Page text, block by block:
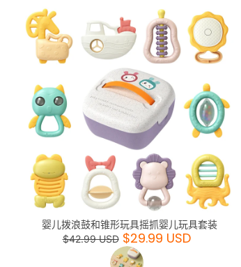
婴儿拨浪鼓和锥形玩具摇抓婴儿玩具套装
$42.99 USD $29.99 USD